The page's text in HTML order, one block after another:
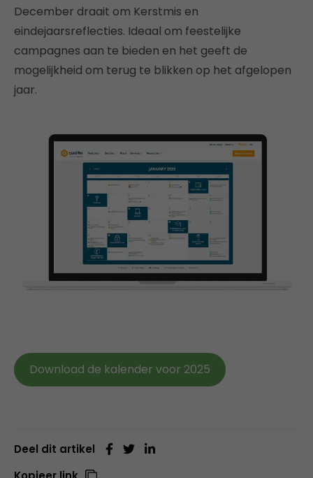
December draait om Kerstmis en
eindejaarsreflecties. Ideaal om feestelijke
campagnes aan te bieden en het geeft de
mogelijkheid om terug te blikken op het afgelopen
jaar.
Download de kalender voor 2025
Deel dit artikel